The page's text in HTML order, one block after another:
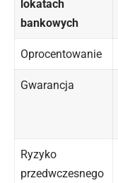
lokatach
bankowych
Oprocentowanie
Gwarancja
Ryzyko
przedwczesnego